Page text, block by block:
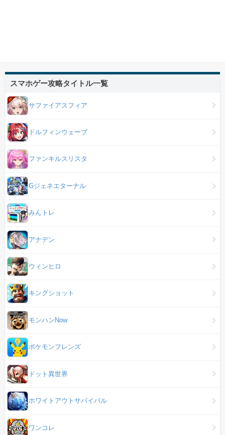
スマホゲー攻略タイトル一覧
サファイアスフィア
ドルフィンウェーブ
ファンキルスリスタ
Gジェネエターナル
みんトレ
アナデン
ウィンヒロ
キングショット
モンハンNow
ポケモンフレンズ
ドット異世界
ホワイトアウトサバイバル
ワンコレ